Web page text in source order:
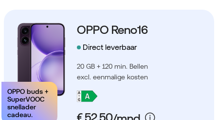
OPPO buds +
SuperVOOC
snellader
cadeau.
OPPO Reno16
Direct leverbaar
20 GB + 120 min. Bellen
excl. eenmalige kosten